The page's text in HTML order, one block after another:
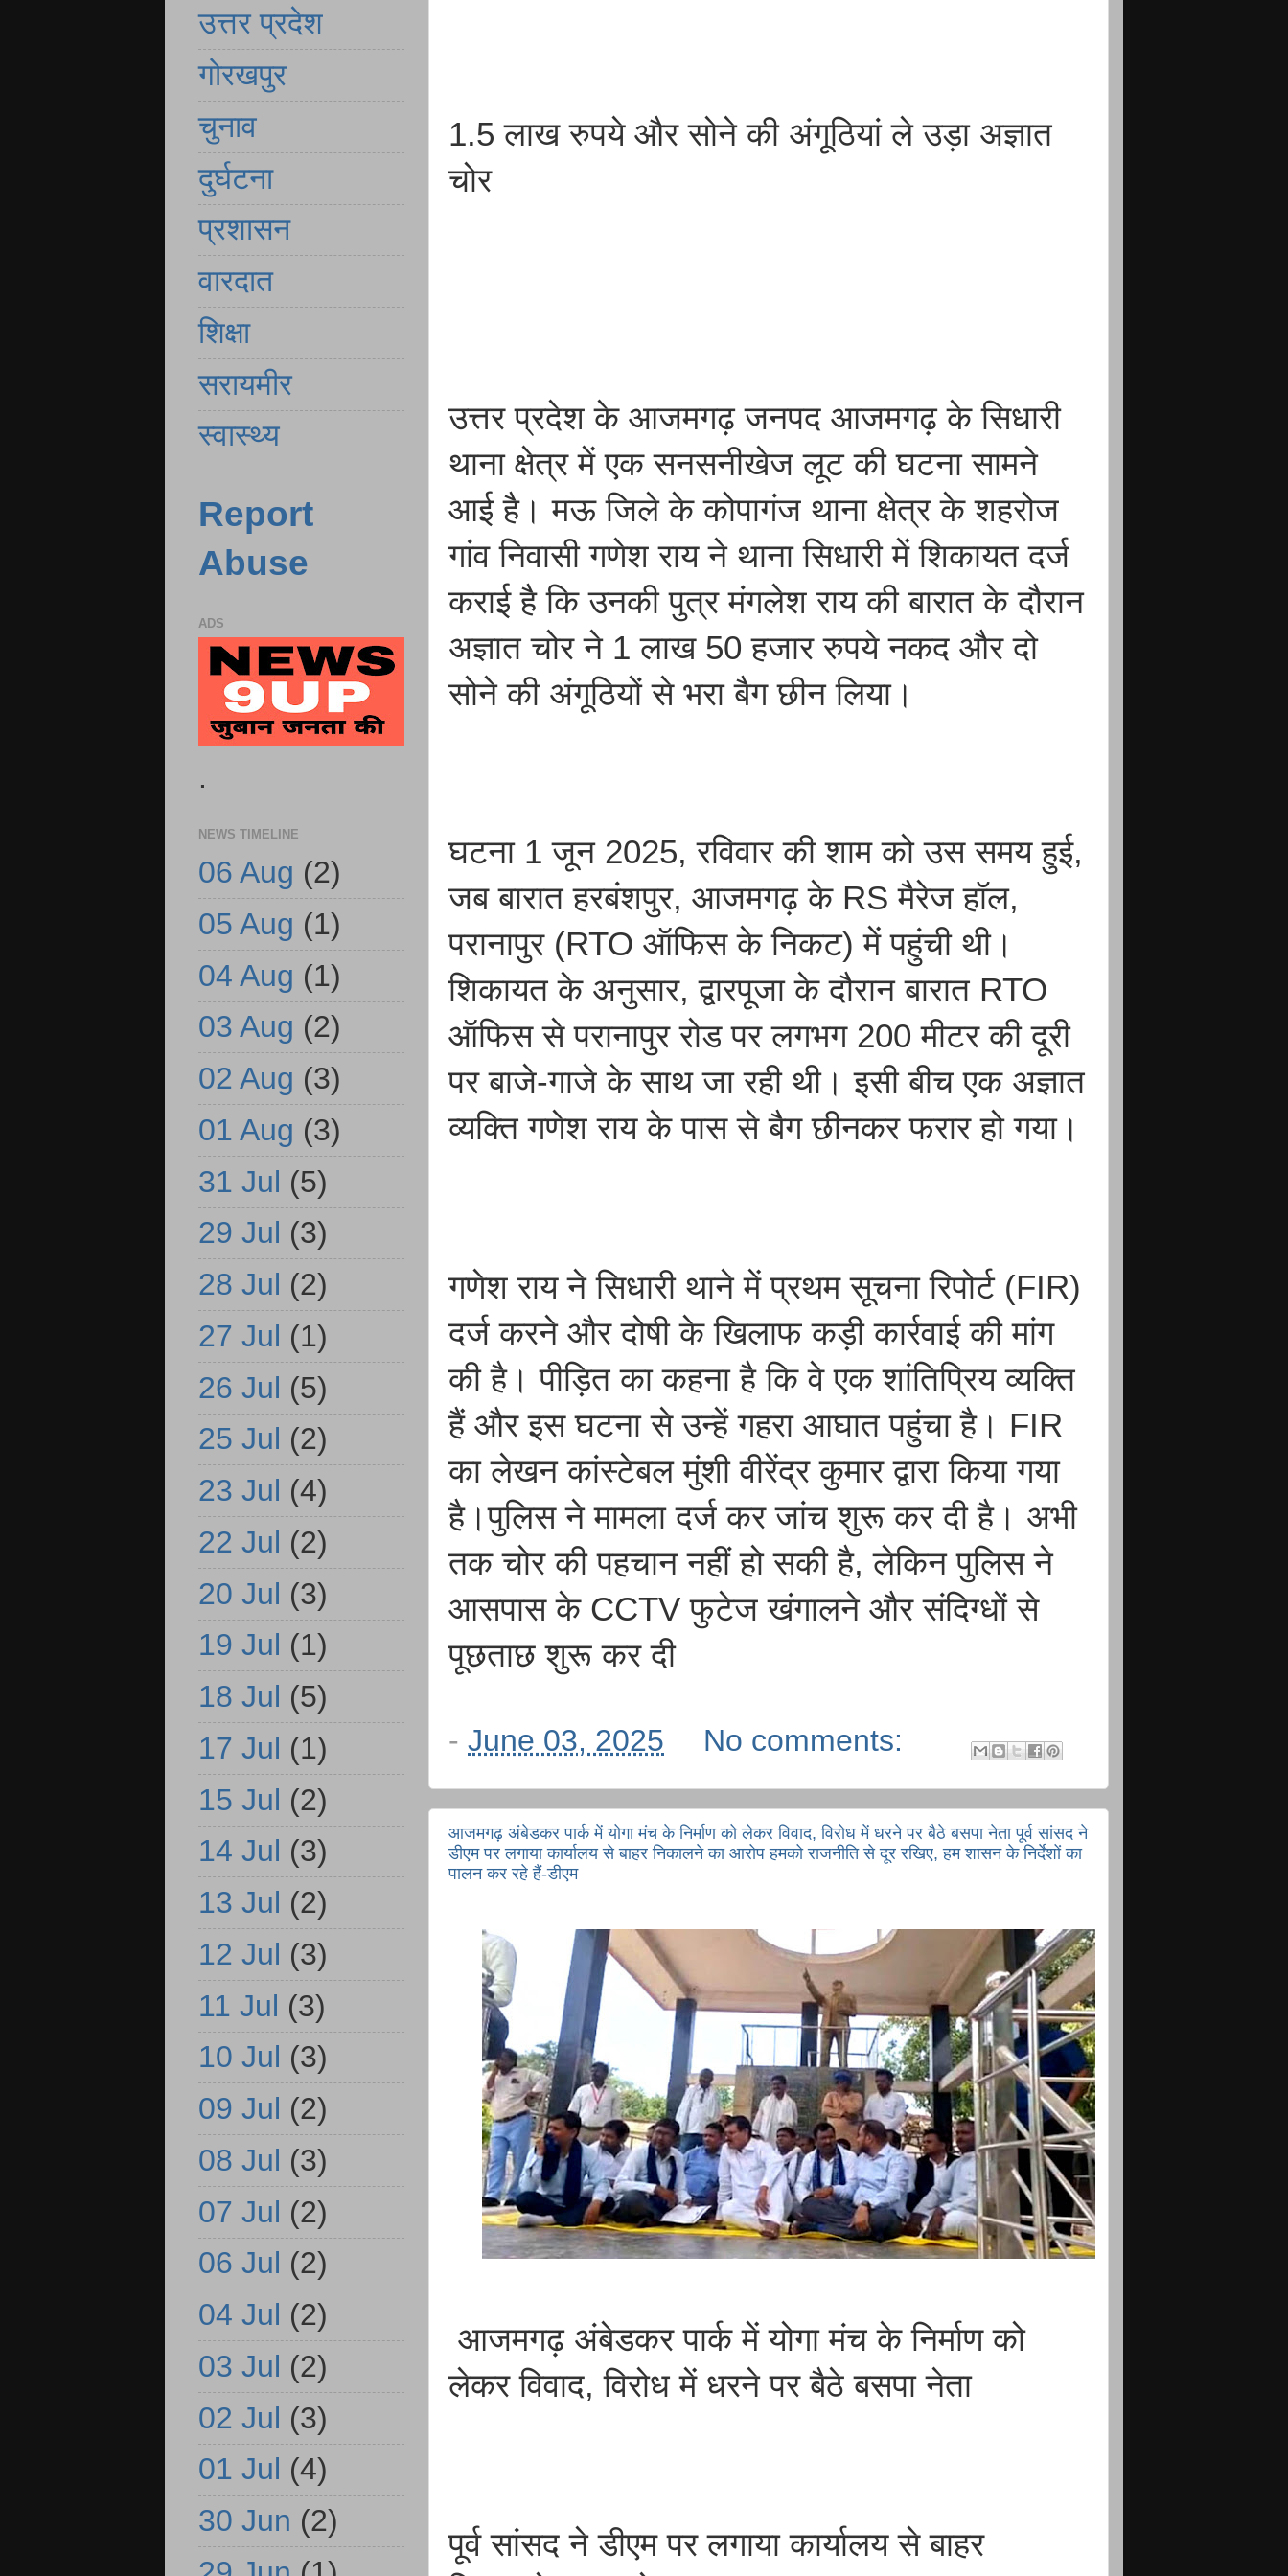
1.5 लाख रुपये और सोने की अंगूठियां ले उड़ा अज्ञात
चोर
उत्तर प्रदेश के आजमगढ़ जनपद आजमगढ़ के सिधारी
थाना क्षेत्र में एक सनसनीखेज लूट की घटना सामने
आई है। मऊ जिले के कोपागंज थाना क्षेत्र के शहरोज
गांव निवासी गणेश राय ने थाना सिधारी में शिकायत दर्ज
कराई है कि उनकी पुत्र मंगलेश राय की बारात के दौरान
अज्ञात चोर ने 1 लाख 50 हजार रुपये नकद और दो
सोने की अंगूठियों से भरा बैग छीन लिया।
घटना 1 जून 2025, रविवार की शाम को उस समय हुई,
जब बारात हरबंशपुर, आजमगढ़ के RS मैरेज हॉल,
परानापुर (RTO ऑफिस के निकट) में पहुंची थी।
शिकायत के अनुसार, द्वारपूजा के दौरान बारात RTO
ऑफिस से परानापुर रोड पर लगभग 200 मीटर की दूरी
पर बाजे-गाजे के साथ जा रही थी। इसी बीच एक अज्ञात
व्यक्ति गणेश राय के पास से बैग छीनकर फरार हो गया।
गणेश राय ने सिधारी थाने में प्रथम सूचना रिपोर्ट (FIR)
दर्ज करने और दोषी के खिलाफ कड़ी कार्रवाई की मांग
की है। पीड़ित का कहना है कि वे एक शांतिप्रिय व्यक्ति
हैं और इस घटना से उन्हें गहरा आघात पहुंचा है। FIR
का लेखन कांस्टेबल मुंशी वीरेंद्र कुमार द्वारा किया गया
है।पुलिस ने मामला दर्ज कर जांच शुरू कर दी है। अभी
तक चोर की पहचान नहीं हो सकी है, लेकिन पुलिस ने
आसपास के CCTV फुटेज खंगालने और संदिग्धों से
पूछताछ शुरू कर दी
- June 03, 2025 No comments:
आजमगढ़ अंबेडकर पार्क में योगा मंच के निर्माण को लेकर विवाद, विरोध में धरने पर बैठे बसपा नेता पूर्व सांसद ने
डीएम पर लगाया कार्यालय से बाहर निकालने का आरोप हमको राजनीति से दूर रखिए, हम शासन के निर्देशों का
पालन कर रहे हैं-डीएम
आजमगढ़ अंबेडकर पार्क में योगा मंच के निर्माण को
लेकर विवाद, विरोध में धरने पर बैठे बसपा नेता
पूर्व सांसद ने डीएम पर लगाया कार्यालय से बाहर
उत्तर प्रदेश
गोरखपुर
चुनाव
दुर्घटना
प्रशासन
वारदात
शिक्षा
सरायमीर
स्वास्थ्य
Report
Abuse
ADS
.
NEWS TIMELINE
06 Aug (2)
05 Aug (1)
04 Aug (1)
03 Aug (2)
02 Aug (3)
01 Aug (3)
31 Jul (5)
29 Jul (3)
28 Jul (2)
27 Jul (1)
26 Jul (5)
25 Jul (2)
23 Jul (4)
22 Jul (2)
20 Jul (3)
19 Jul (1)
18 Jul (5)
17 Jul (1)
15 Jul (2)
14 Jul (3)
13 Jul (2)
12 Jul (3)
11 Jul (3)
10 Jul (3)
09 Jul (2)
08 Jul (3)
07 Jul (2)
06 Jul (2)
04 Jul (2)
03 Jul (2)
02 Jul (3)
01 Jul (4)
30 Jun (2)